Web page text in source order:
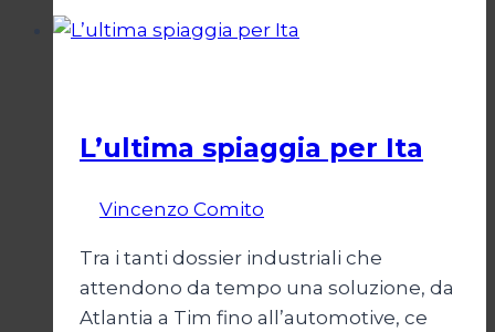
democrazia
L’ultima spiaggia per Ita
Vincenzo Comito
Tra i tanti dossier industriali che
attendono da tempo una soluzione, da
Atlantia a Tim fino all’automotive, ce